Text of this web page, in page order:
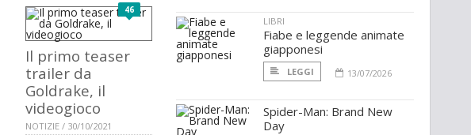
46
Il primo teaser
trailer da
Goldrake, il
videogioco
NOTIZIE / 30/10/2021
LIBRI
Fiabe e leggende animate
giapponesi
LEGGI 13/07/2026
Spider-Man: Brand New
Day